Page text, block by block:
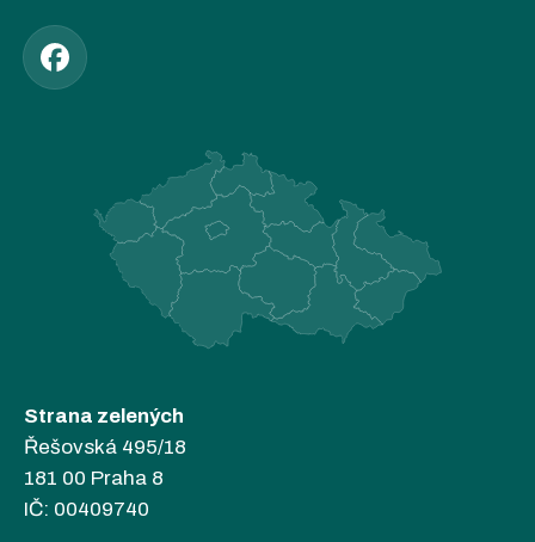
Strana zelených
Řešovská 495/18
181 00 Praha 8
IČ: 00409740